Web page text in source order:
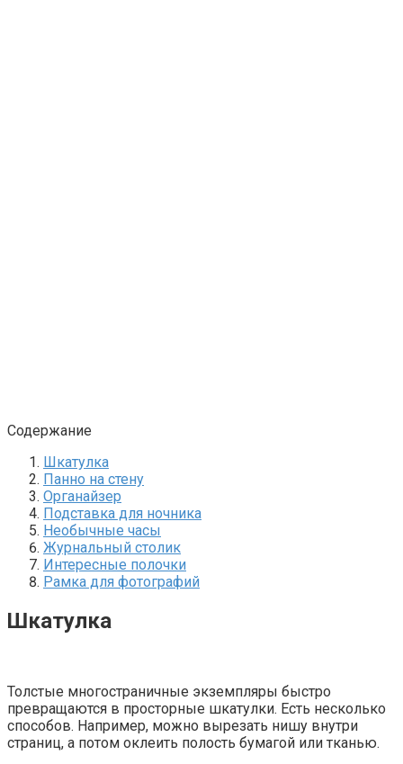
Содержание
Шкатулка
Панно на стену
Органайзер
Подставка для ночника
Необычные часы
Журнальный столик
Интересные полочки
Рамка для фотографий
Шкатулка
Толстые многостраничные экземпляры быстро
превращаются в просторные шкатулки. Есть несколько
способов. Например, можно вырезать нишу внутри
страниц, а потом оклеить полость бумагой или тканью.